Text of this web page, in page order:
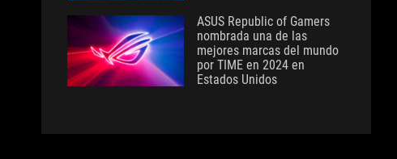
ASUS Republic of Gamers
nombrada una de las
mejores marcas del mundo
por TIME en 2024 en
Estados Unidos